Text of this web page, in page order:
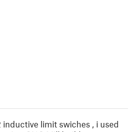
inductive limit swiches , i used